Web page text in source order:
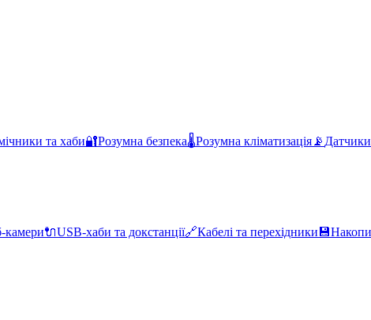
та хаби🔐Розумна безпека🌡️Розумна кліматизація 📡 Датчики
камери🔌USB-хаби та докстанції🔗Кабелі та перехідники 💾